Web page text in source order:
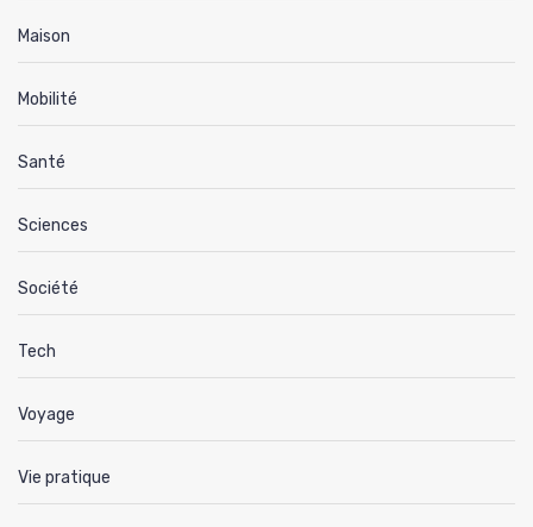
Maison
Mobilité
Santé
Sciences
Société
Tech
Voyage
Vie pratique